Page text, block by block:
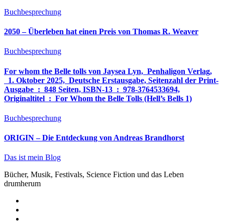
Buchbesprechung
2050 – Überleben hat einen Preis von Thomas R. Weaver
Buchbesprechung
For whom the Belle tolls von Jaysea Lyn, ‎ Penhaligon Verlag,
‎ 1. Oktober 2025, ‎ Deutsche Erstausgabe, Seitenzahl der Print-
Ausgabe ‏ : ‎ 848 Seiten, ISBN-13 ‏ : ‎ 978-3764533694,
Originaltitel ‏ : ‎ For Whom the Belle Tolls (Hell’s Bells 1)
Buchbesprechung
ORIGIN – Die Entdeckung von Andreas Brandhorst
Das ist mein Blog
Bücher, Musik, Festivals, Science Fiction und das Leben
drumherum